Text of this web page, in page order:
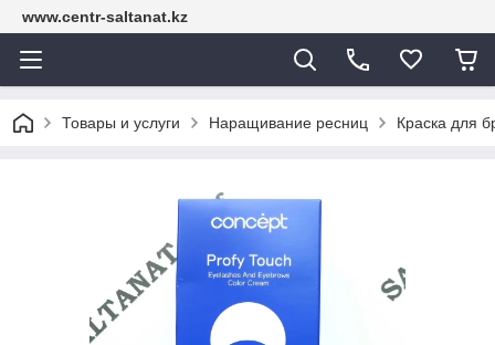
www.centr-saltanat.kz
Товары и услуги Наращивание ресниц Краска для